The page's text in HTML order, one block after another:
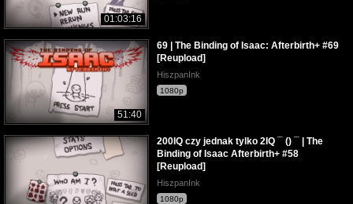
01:03:16
51:40
69 | The Binding of Isaac: Afterbirth+ #69
[Reupload]
HiszpanInk
1080p
200IQ czy jednak tylko 2IQ ¯ () ¯ | The
Binding of Isaac Afterbirth+ #58
[Reupload]
HiszpanInk
1080p